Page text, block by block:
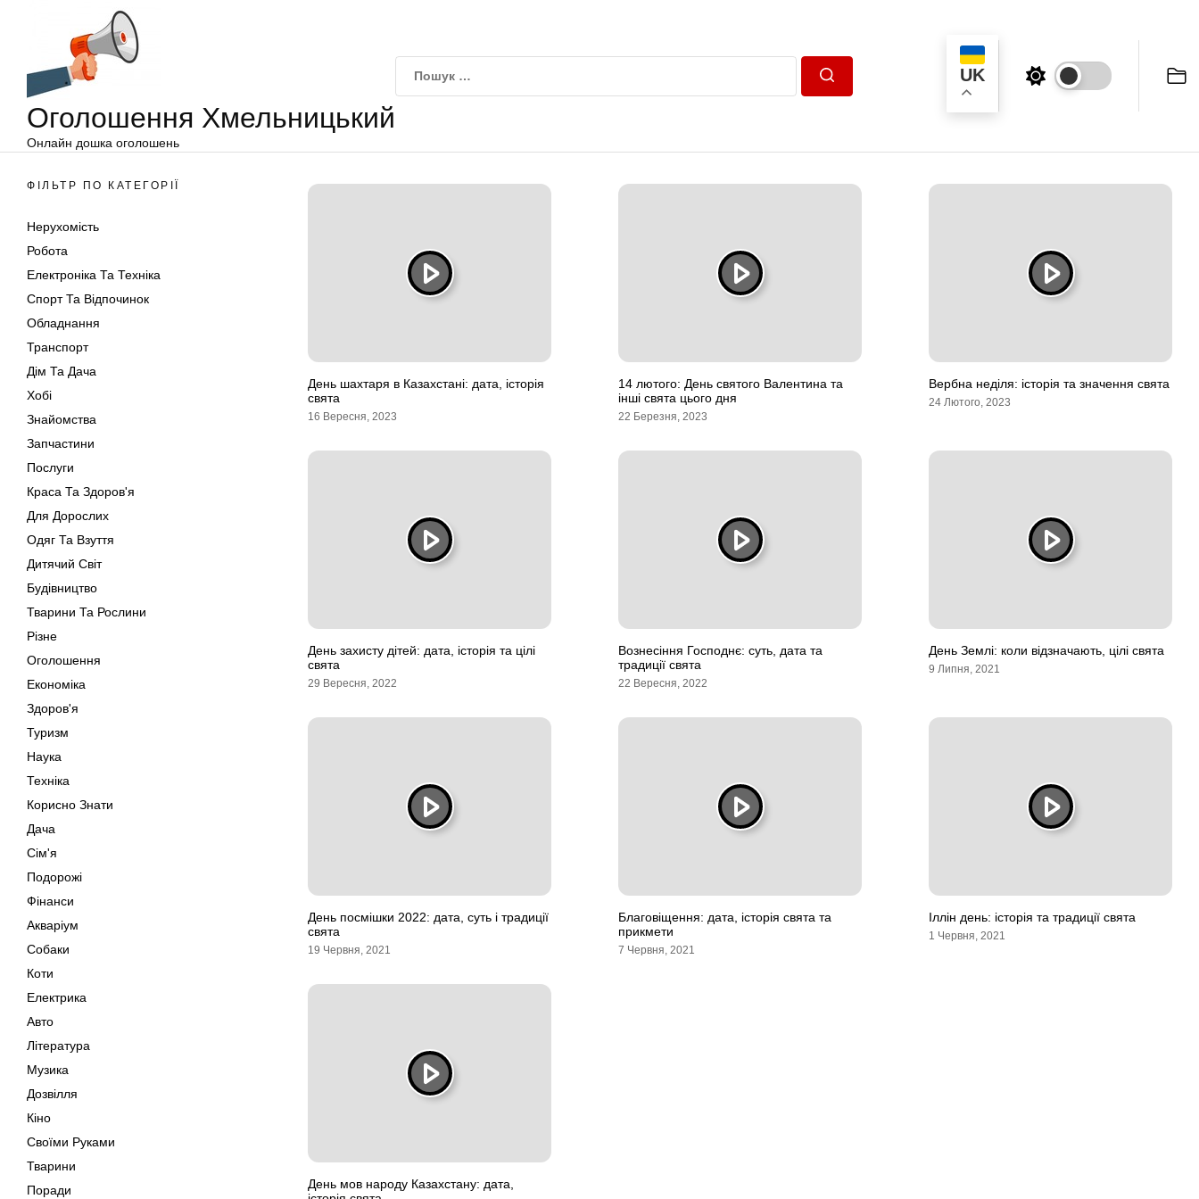
Оголошення Хмельницький
Онлайн дошка оголошень
UK
ФІЛЬТР ПО КАТЕГОРІЇ
Нерухомість
Робота
Електроніка Та Техніка
Спорт Та Відпочинок
Обладнання
Транспорт
Дім Та Дача
Хобі
Знайомства
Запчастини
Послуги
Краса Та Здоров'я
Для Дорослих
Одяг Та Взуття
Дитячий Світ
Будівництво
Тварини Та Рослини
Різне
Оголошення
Економіка
Здоров'я
Туризм
Наука
Техніка
Корисно Знати
Дача
Сім'я
Подорожі
Фінанси
Акваріум
Собаки
Коти
Електрика
Авто
Література
Музика
Дозвілля
Кіно
Своїми Руками
Тварини
Поради
День шахтаря в Казахстані: дата, історія
свята
16 Вересня, 2023
14 лютого: День святого Валентина та
інші свята цього дня
22 Березня, 2023
Вербна неділя: історія та значення свята
24 Лютого, 2023
День захисту дітей: дата, історія та цілі
свята
29 Вересня, 2022
Вознесіння Господнє: суть, дата та
традиції свята
22 Вересня, 2022
День Землі: коли відзначають, цілі свята
9 Липня, 2021
День посмішки 2022: дата, суть і традиції
свята
19 Червня, 2021
Благовіщення: дата, історія свята та
прикмети
7 Червня, 2021
Іллін день: історія та традиції свята
1 Червня, 2021
День мов народу Казахстану: дата,